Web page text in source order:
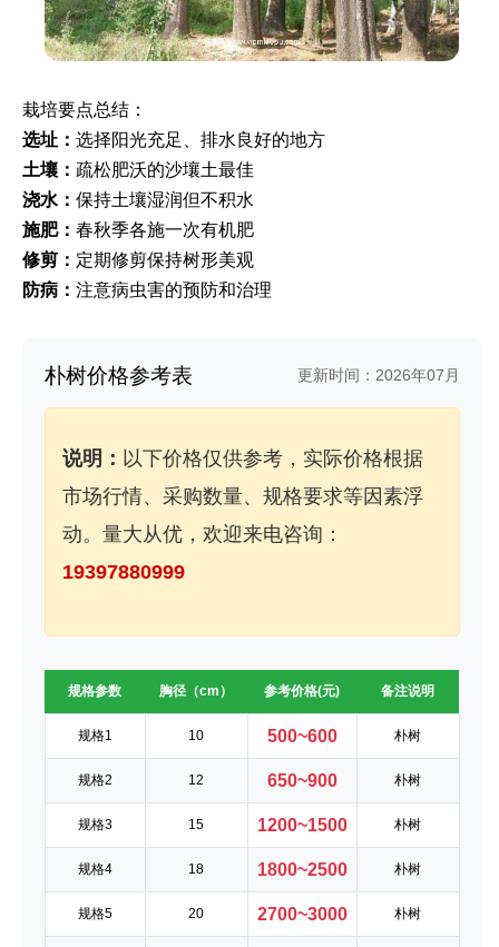
栽培要点总结：
选址： 选择阳光充足、排水良好的地方
土壤： 疏松肥沃的沙壤土最佳
浇水： 保持土壤湿润但不积水
施肥： 春秋季各施一次有机肥
修剪： 定期修剪保持树形美观
防病： 注意病虫害的预防和治理
朴树价格参考表 更新时间：2026年07月
说明： 以下价格仅供参考，实际价格根据
市场行情、采购数量、规格要求等因素浮
动。量大从优，欢迎来电咨询：
19397880999
规格参数 胸径（cm） 参考价格(元) 备注说明
规格1 10 500~600 朴树
规格2 12 650~900 朴树
规格3 15 1200~1500 朴树
规格4 18 1800~2500 朴树
规格5 20 2700~3000 朴树